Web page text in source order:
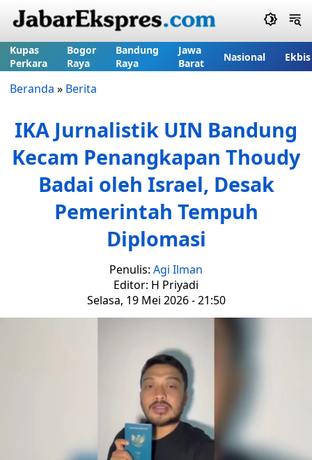
Kupas
Perkara
Bogor
Raya
Bandung
Raya
Jawa
Barat
Nasional Ekbis
Beranda » Berita
IKA Jurnalistik UIN Bandung
Kecam Penangkapan Thoudy
Badai oleh Israel, Desak
Pemerintah Tempuh
Diplomasi
Penulis: Agi Ilman
Editor: H Priyadi
Selasa, 19 Mei 2026 - 21:50